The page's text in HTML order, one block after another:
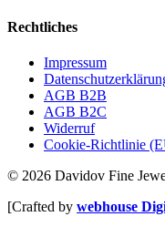
Rechtliches
Impressum
AGB B2B
AGB B2C
Widerruf
Cookie-Richtlinie
© 2026 Davidov Fine
[Crafted by webhouse